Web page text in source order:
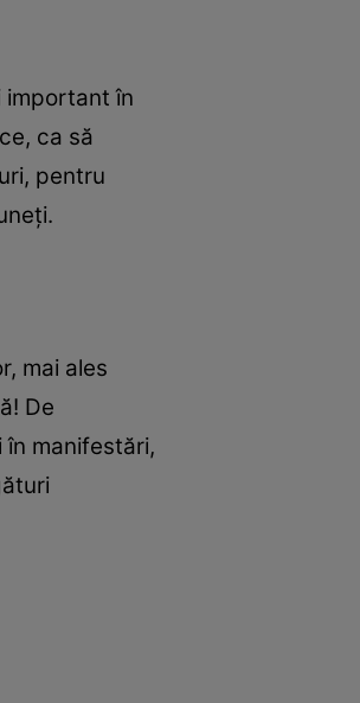
important în
ca să
pentru
mai ales
De
manifestări,